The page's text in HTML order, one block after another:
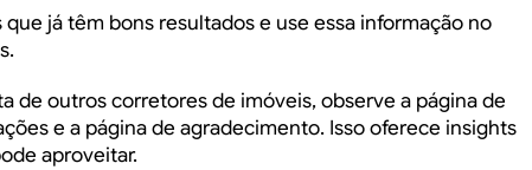
já têm bons resultados e use essa informação no
de outros corretores de imóveis, observe a página de
e a página de agradecimento. Isso oferece insights
aproveitar.